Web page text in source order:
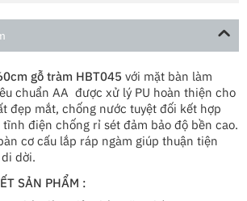
gỗ tràm HBT045 với mặt bàn làm
chuẩn AA được xử lý PU hoàn thiện cho
đẹp mắt, chống nước tuyệt đối kết hợp
điện chống rỉ sét đảm bảo độ bền cao.
cơ cấu lắp ráp ngàm giúp thuận tiện
dời.
SẢN PHẨM :